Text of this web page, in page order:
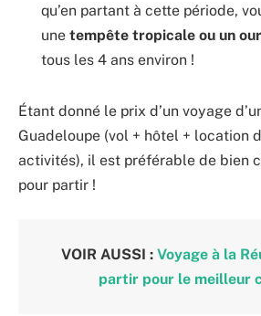
qu’en partant à cette période,
une tempête tropicale ou un
tous les 4 ans environ !
Étant donné le prix d’un voyage
Guadeloupe (vol + hôtel + location
activités), il est préférable de bien
pour partir !
VOIR AUSSI : Voyage à la
partir pour le meilleur